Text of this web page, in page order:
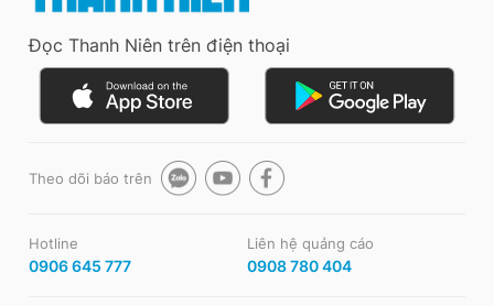
Đọc Thanh Niên trên điện thoại
Theo dõi báo trên
Hotline
0906 645 777
Liên hệ quảng cáo
0908 780 404